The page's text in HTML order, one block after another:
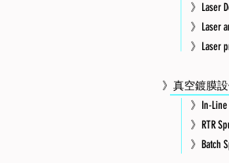
》Laser
》Laser
》Laser
》真空鍍膜
》In-Line
》RTR
》Batch